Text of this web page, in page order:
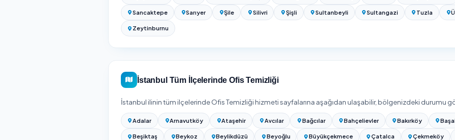
gibi ek işlerin kapsama dahil olup olmamasına göre değişir. Aylık sözleşmeli
göre genelde daha avantajlıdır; mesai dışı (akşam) hizmet bazı firmalarda farklı
metrekaresi ve istediğiniz sıklıkla fiyat alın.
Ofis Temizliği Fiyatları 2026 (m² Bazlı)